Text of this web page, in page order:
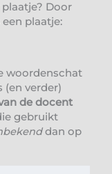
Door
een plaatje:
woordenschat
(en verder)
de docent
gebruikt
dan op